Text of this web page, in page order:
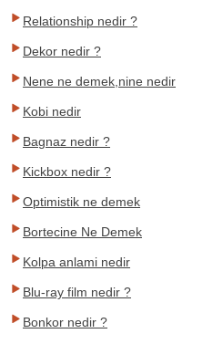
Relationship nedir ?
Dekor nedir ?
Nene ne demek,nine nedir
Kobi nedir
Bagnaz nedir ?
Kickbox nedir ?
Optimistik ne demek
Bortecine Ne Demek
Kolpa anlami nedir
Blu-ray film nedir ?
Bonkor nedir ?